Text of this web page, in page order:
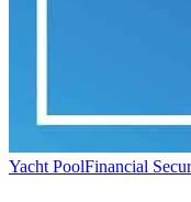
Yacht PoolFinancial